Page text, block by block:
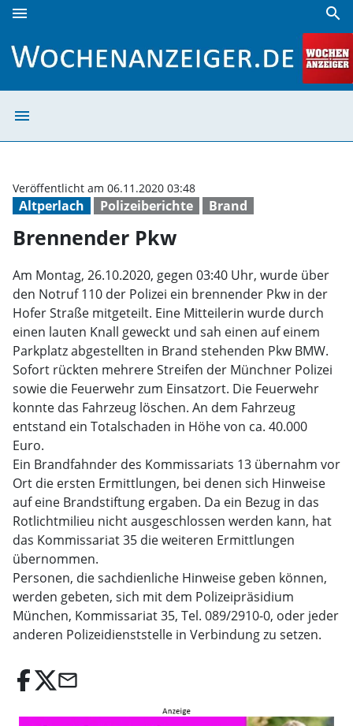
menu search
menu
Altperlach Polizeiberichte Brand
Veröffentlicht am 06.11.2020 03:48
Brennender Pkw
Am Montag, 26.10.2020, gegen 03:40 Uhr, wurde über
den Notruf 110 der Polizei ein brennender Pkw in der
Hofer Straße mitgeteilt. Eine Mitteilerin wurde durch
einen lauten Knall geweckt und sah einen auf einem
Parkplatz abgestellten in Brand stehenden Pkw BMW.
Sofort rückten mehrere Streifen der Münchner Polizei
sowie die Feuerwehr zum Einsatzort. Die Feuerwehr
konnte das Fahrzeug löschen. An dem Fahrzeug
entstand ein Totalschaden in Höhe von ca. 40.000
Euro.
Ein Brandfahnder des Kommissariats 13 übernahm vor
Ort die ersten Ermittlungen, bei denen sich Hinweise
auf eine Brandstiftung ergaben. Da ein Bezug in das
Rotlichtmilieu nicht ausgeschlossen werden kann, hat
das Kommissariat 35 die weiteren Ermittlungen
übernommen.
Personen, die sachdienliche Hinweise geben können,
werden gebeten, sich mit dem Polizeipräsidium
München, Kommissariat 35, Tel. 089/2910-0, oder jeder
anderen Polizeidienststelle in Verbindung zu setzen.
email